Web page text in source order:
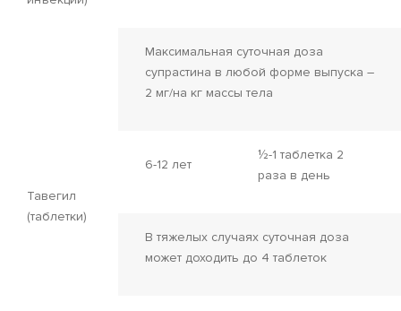
Максимальная суточная доза
супрастина в любой форме выпуска –
2 мг/на кг массы тела
Тавегил
(таблетки)
6-12 лет
½-1 таблетка 2
раза в день
В тяжелых случаях суточная доза
может доходить до 4 таблеток